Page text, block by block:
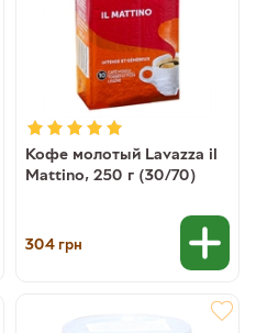
Кофе молотый Lavazza il
Mattino, 250 г (30/70)
304грн